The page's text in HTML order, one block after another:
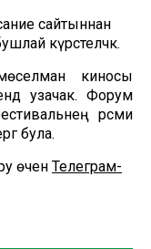
сайтыннан
күрсәтеләчәк.
киносы
узачак. Форум
рәсми
була.
өчен Телеграм-